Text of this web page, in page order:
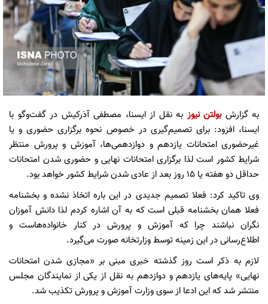
به گزارشبولتن نیوز به نقل از ایسنا، مصطفی آذرکیش در گفت‌وگو با
ایسنا، افزود: برای تصمیم‌گیری در خصوص نحوه برگزاری حضوری و یا
غیرحضوری امتحانات یازدهم و دوازدهمی‌ها، آموزش و پرورش منتظر
شرایط کشور است لذا برگزاری امتحانات نهایی و حضوری شدن امتحانات
حداقل دو هفته یا ۱۵ روز بعد از عادی شدن شرایط کشور خواهد بود.
وی تاکید کرد: فعلا تصمیم جدیدی در این باره اتخاذ نشده و بخشنامه
فعلا همان بخشنامه قبلی است که به آن اشاره کردم لذا دانش آموزان
نگران نباشند چرا که آموزش و پرورش در کنار خانواده‌هاست و
اطلاع‌رسانی در این زمینه توسط وزارتخانه صورت می‌گیرد.
لازم به ذکر است روز گذشته خبری مبنی بر «مجازی شدن امتحانات
نهایی» پایه‌های یازدهم و دوازدهم به نقل از یکی از نمایندگان مجلس
منتشر شد که این ادعا از سوی وزارت آموزش و پرورش تکذیب شد.